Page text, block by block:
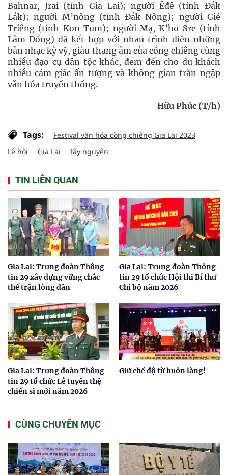
Bahnar, Jrai (tỉnh Gia Lai); người Êđê (tỉnh Đắk
Lắk); người M’nông (tỉnh Đắk Nông); người Giẻ
Triêng (tỉnh Kon Tum); người Mạ, K’ho Sre (tỉnh
Lâm Đồng) đã kết hợp với nhau trình diễn những
bản nhạc kỳ vỹ, giàu thang âm của cồng chiêng cùng
nhiều đạo cụ dân tộc khác, đem đến cho du khách
nhiều cảm giác ấn tượng và không gian tràn ngập
văn hóa truyền thống.
Hữu Phúc (T/h)
Tags:
Festival văn hóa cồng chiêng Gia Lai 2023
Lễ hội
Gia Lai tây nguyên
TIN LIÊN QUAN
Gia Lai: Trung đoàn Thông
tin 29 xây dựng vững chắc
thế trận lòng dân
Gia Lai: Trung đoàn Thông
tin 29 tổ chức Hội thi Bí thư
Chi bộ năm 2026
Gia Lai: Trung đoàn Thông
tin 29 tổ chức Lễ tuyên thệ
chiến sĩ mới năm 2026
Giữ chế độ từ buôn làng!
CÙNG CHUYÊN MỤC